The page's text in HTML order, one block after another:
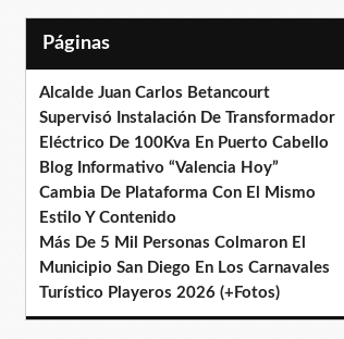
Páginas
Alcalde Juan Carlos Betancourt
Supervisó Instalación De Transformador
Eléctrico De 100Kva En Puerto Cabello
Blog Informativo “Valencia Hoy”
Cambia De Plataforma Con El Mismo
Estilo Y Contenido
Más De 5 Mil Personas Colmaron El
Municipio San Diego En Los Carnavales
Turístico Playeros 2026 (+Fotos)